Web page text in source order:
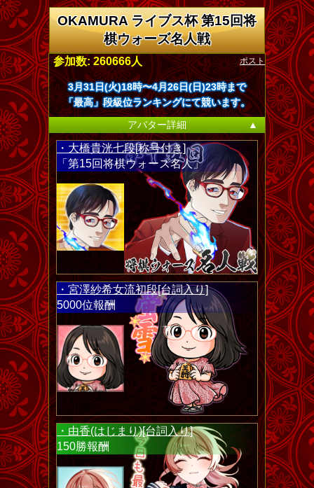
OKAMURA ライブス杯 第15回将
棋ウォーズ名人戦
ポスト
参加数: 260666人
3月31日(火)18時〜4月26日(日)23時まで
「最高」段級位ランキングにて競います。
アバター詳細
▲
・大橋貴洸七段[称号付き]
「第15回将棋ウォーズ名人」
・宮澤紗希女流初段[台詞入り]
5000位報酬
・由香(はじまり)[台詞入り]
150勝報酬